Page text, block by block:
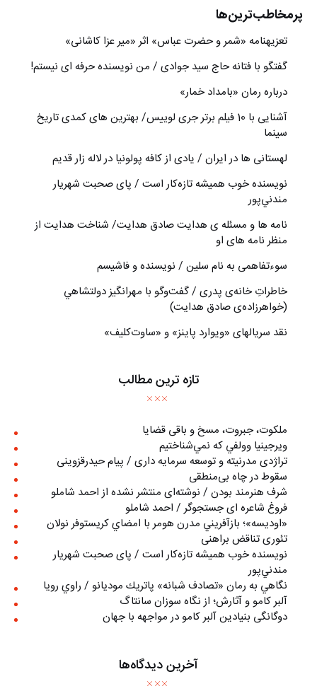
پرمخاطب‌ترین‌ها
تعزیه‎نامه‏ «شمر و حضرت عباس» اثر «میر عزا کاشانی»
گفتگو با فتانه حاج سید جوادی / من نویسنده حرفه ای نیستم!
درباره رمان «بامداد خمار»
آشنایی با 10 فیلم برتر جری لوییس/ بهترین های کمدی تاریخ
سینما
لهستانی ها در ایران / یادی از کافه پولونیا در لاله زار قدیم
نويسنده خوب هميشه تازه‌كار است / پای صحبت شهريار
مندني‌پور
نامه ها و مسئله ی هدایت صادق هدایت/ شناخت هدایت از
منظر نامه های او
سوءتفاهمی به نام سلین / نویسنده و فاشیسم
خاطراتِ خانه‌ی پدری / گفت‌وگو با مهرانگيز دولتشاهي
(خواهرزاده‌ی صادق هدايت)
نقد سریالهای «ویوارد پاینز» و «ساوت‌کلیف»
تازه ترین مطالب
ملکوت، جبروت، مسخ و باقی قضایا
ويرجينيا وولفي كه نمي‌شناختيم
تراژدی مدرنیته و توسعه سرمایه داری / پیام حیدرقزوینی
سقوط در چاه بی‌منطقی
شرف هنرمند بودن / نوشته‌ای منتشر نشده از احمد شاملو
فروغ شاعره ای جستجوگر / احمد شاملو
«اوديسه»؛ بازآفريني مدرن هومر با امضاي كريستوفر نولان
تئوری تناقض براهنی
نويسنده خوب هميشه تازه‌كار است / پای صحبت شهريار
مندني‌پور
نگاهي به رمان «تصادف شبانه» پاتريك موديانو / راوي رويا
آلبر کامو و آثارش؛ از نگاه سوزان سانتاگ
دوگانگی بنیادین آلبر کامو در مواجهه با جهان
آخرین دیدگاه‌ها